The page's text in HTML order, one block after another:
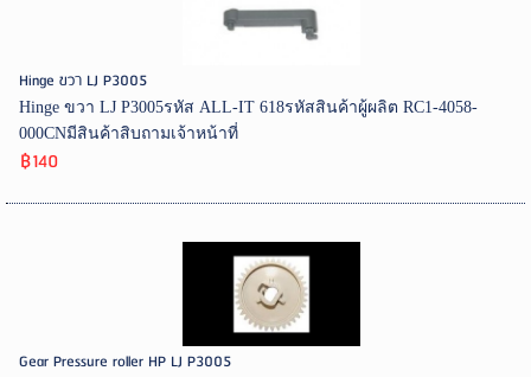
Hinge ขวา LJ P3005
Hinge ขวา LJ P3005รหัส ALL-IT 618รหัสสินค้าผู้ผลิต RC1-4058-
000CNมีสินค้าสิบถามเจ้าหน้าที่
฿140
Gear Pressure roller HP LJ P3005